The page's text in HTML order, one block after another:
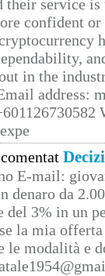
their service
confident
in the
address:
E-mail:
denaro da
del 3% in un
la mia
le modalità e